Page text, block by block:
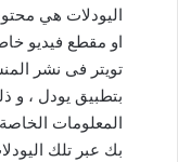
اليودلات هي
او مقطع فيديو
تويتر فى نشر
بتطبيق يودل ، و
المعلومات
بك عبر تلك